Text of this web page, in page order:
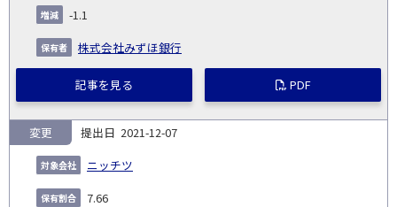
-1.1
株式会社みずほ銀行
記事を見る PDF
2021-12-07
ニッチツ
変更
7.66